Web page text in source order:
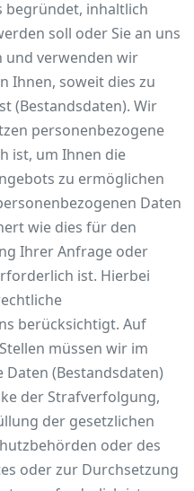
begründet, inhaltlich
soll oder Sie an uns
und verwenden wir
Ihnen, soweit dies zu
(Bestandsdaten). Wir
personenbezogene
ist, um Ihnen die
zu ermöglichen
Daten
wie dies für den
Ihrer Anfrage oder
ist. Hierbei
berücksichtigt. Auf
müssen wir im
(Bestandsdaten)
der Strafverfolgung,
der gesetzlichen
oder des
oder zur Durchsetzung